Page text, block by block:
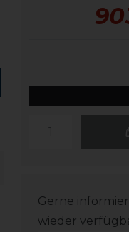
Gerne
wieder